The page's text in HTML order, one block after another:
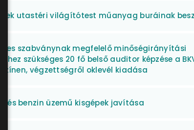
utastéri világítótest műanyag buráinak
es szabványnak megfelelő minőségirányítási
szükséges 20 fő belső auditor képzése a
végzettségről oklevél kiadása
és benzin üzemű kisgépek javítása